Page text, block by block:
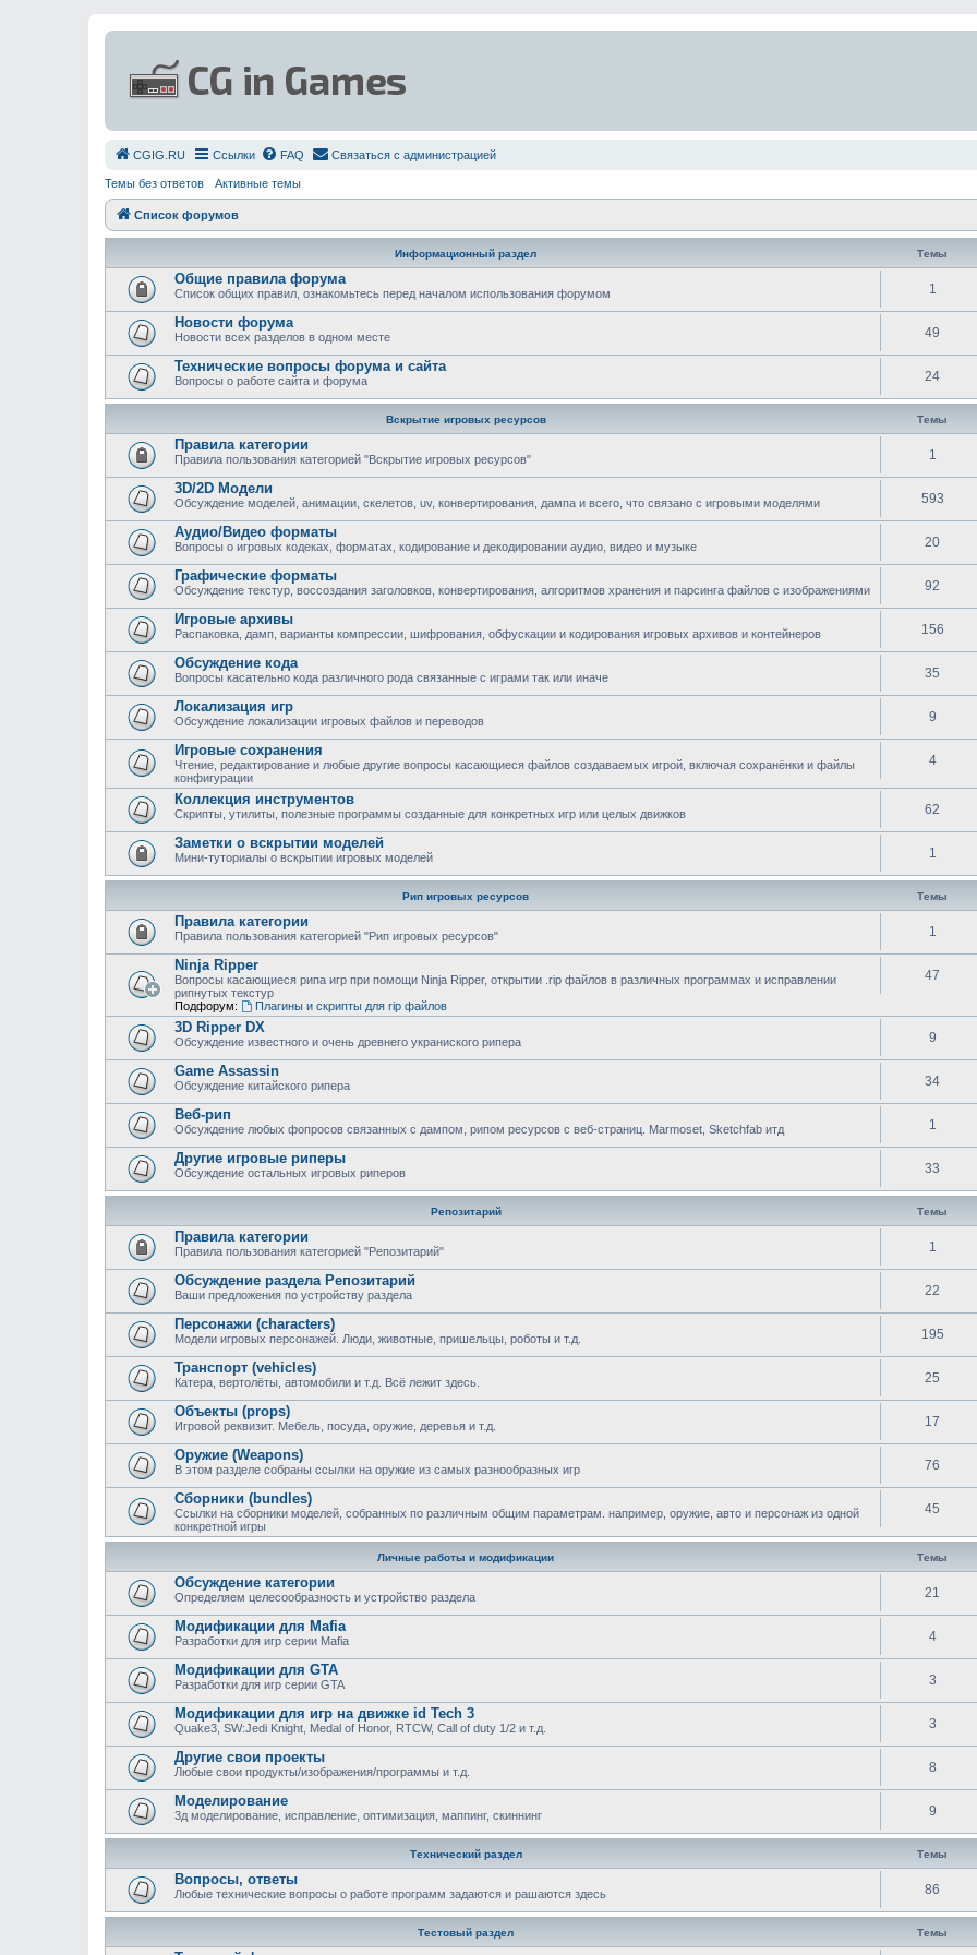
СGIG.RU Ссылки FAQ Связаться с администрацией
Темы без ответов Активные темы
Список форумов
Информационный раздел Темы
Общие правила форума
Список общих правил, ознакомьтесь перед началом использования форумом 1
Новости форума
Новости всех разделов в одном месте 49
Технические вопросы форума и сайта
Вопросы о работе сайта и форума 24
Вскрытие игровых ресурсов Темы
Правила категории
Правила пользования категорией "Вскрытие игровых ресурсов" 1
3D/2D Модели
Обсуждение моделей, анимации, скелетов, uv, конвертирования, дампа и всего, что связано с игровыми моделями 593
Аудио/Видео форматы
Вопросы о игровых кодеках, форматах, кодирование и декодировании аудио, видео и музыке 20
Графические форматы
Обсуждение текстур, воссоздания заголовков, конвертирования, алгоритмов хранения и парсинга файлов с изображениями 92
Игровые архивы
Распаковка, дамп, варианты компрессии, шифрования, обфускации и кодирования игровых архивов и контейнеров 156
Обсуждение кода
Вопросы касательно кода различного рода связанные с играми так или иначе 35
Локализация игр
Обсуждение локализации игровых файлов и переводов 9
Игровые сохранения
Чтение, редактирование и любые другие вопросы касающиеся файлов создаваемых игрой, включая сохранёнки и файлы
конфигурации
4
Коллекция инструментов
Скрипты, утилиты, полезные программы созданные для конкретных игр или целых движков 62
Заметки о вскрытии моделей
Мини-туториалы о вскрытии игровых моделей 1
Рип игровых ресурсов Темы
Правила категории
Правила пользования категорией "Рип игровых ресурсов" 1
Ninja Ripper
Вопросы касающиеся рипа игр при помощи Ninja Ripper, открытии .rip файлов в различных программах и исправлении
рипнутых текстур
Подфорум:
Плагины и скрипты для rip файлов
47
3D Ripper DX
Обсуждение известного и очень древнего украниского рипера 9
Game Assassin
Обсуждение китайского рипера 34
Веб-рип
Обсуждение любых фопросов связанных с дампом, рипом ресурсов с веб-страниц. Marmoset, Sketchfab итд 1
Другие игровые риперы
Обсуждение остальных игровых риперов 33
Репозитарий Темы
Правила категории
Правила пользования категорией "Репозитарий" 1
Обсуждение раздела Репозитарий
Ваши предложения по устройству раздела 22
Персонажи (characters)
Модели игровых персонажей. Люди, животные, пришельцы, роботы и т.д. 195
Транспорт (vehicles)
Катера, вертолёты, автомобили и т.д. Всё лежит здесь. 25
Объекты (props)
Игровой реквизит. Мебель, посуда, оружие, деревья и т.д. 17
Оружие (Weapons)
В этом разделе собраны ссылки на оружие из самых разнообразных игр 76
Сборники (bundles)
Ссылки на сборники моделей, собранных по различным общим параметрам. например, оружие, авто и персонаж из одной
конкретной игры
45
Личные работы и модификации Темы
Обсуждение категории
Определяем целесообразность и устройство раздела 21
Модификации для Mafia
Разработки для игр серии Mafia 4
Модификации для GTA
Разработки для игр серии GTA 3
Модификации для игр на движке id Tech 3
Quake3, SW:Jedi Knight, Medal of Honor, RTCW, Call of duty 1/2 и т.д. 3
Другие свои проекты
Любые свои продукты/изображения/программы и т.д. 8
Моделирование
3д моделирование, исправление, оптимизация, маппинг, скиннинг 9
Технический раздел Темы
Вопросы, ответы
Любыe технические вопросы о работе программ задаются и рашаются здесь 86
Тестовый раздел Темы